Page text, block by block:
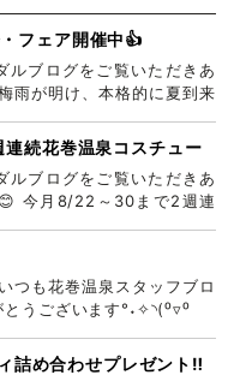
フェア開催中👍
ルブログをご覧いただきあ
雨が明け、本格的に夏到来
続花巻温泉コスチュー
ルブログをご覧いただきあ
今月8/22～30まで2週連
つも花巻温泉スタッフブロ
うございます°˖✧◝(⁰▿⁰
詰め合わせプレゼント‼️